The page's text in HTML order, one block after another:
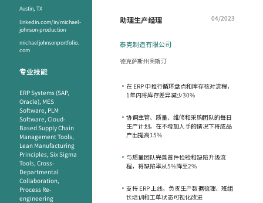
Austin, TX
linkedin.com/in/michael-
johnson-production
michaeljohnsonportfolio.
com
专业技能
ERP Systems (SAP,
Oracle), MES
Software, PLM
Software, Cloud-
Based Supply Chain
Management Tools,
Lean Manufacturing
Principles, Six Sigma
Tools, Cross-
Departmental
Collaboration,
Process Re-
engineering
助理生产经理 04/2023
泰克制造有限公司
德克萨斯州奥斯汀
• 在 ERP 中推行循环盘点和库存核对流程，
1年内将库存差异减少30%
• 协调主管、质量、维修和采购团队的每日
生产计划，在不增加人手的情况下将成品
产出提高15%
• 与质量团队完善首件检验和缺陷升级流
程，将缺陷率从5%降至2%
• 支持 ERP 上线，负责生产数据梳理、班组
长培训和工单状态可视化改进